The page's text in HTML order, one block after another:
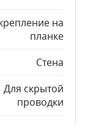
на
планке
Стена
Для скрытой
проводки